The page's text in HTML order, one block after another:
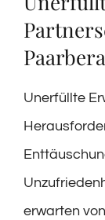
Unerfüllte
erwarten